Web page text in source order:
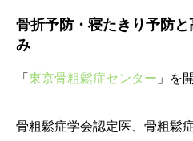
骨折予防・寝たきり予防
み
「 東京骨粗鬆症センター 」を
骨粗鬆症学会認定医、骨粗鬆